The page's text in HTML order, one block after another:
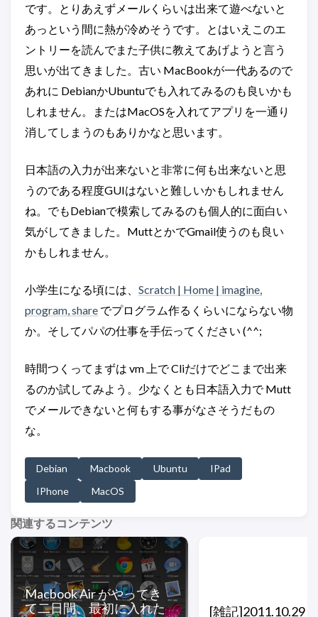
です。とりあえずメールくらいは出来て遊べないと
あっという間に熱が冷めそうです。とはいえこのエ
ントリーを読んでまた子供に教えてあげようと言う
思いが出てきました。古い MacBookが一代あるので
あれに DebianかUbuntuでも入れてみるのも良いかも
しれません。またはMacOSを入れてアプリを一通り
消してしまうのもありかなと思います。
日本語の入力が出来ないと非常に何も出来ないと思
うのである程度GUIはないと難しいかもしれません
ね。でもDebianで模索してみるのも個人的に面白い
気がしてきました。MuttとかでGmail使うのも良い
かもしれません。
小学生になる頃には、 Scratch | Home | imagine,
program, share でプログラム作るくらいにならない物
か。そしてパパの仕事を手伝ってください (^^;
時間つくってまずは vm 上で Cliだけでどこまで出来
るのか試してみよう。少なくとも日本語入力で Mutt
でメールできないと何もする事がなさそうだもの
な。
Debian Macbook Ubuntu
IPad
IPhone
MacOS
関連するコンテンツ
Macbook Air がやってき
て二日間、最初に入れた
[雑記]2011.10.29